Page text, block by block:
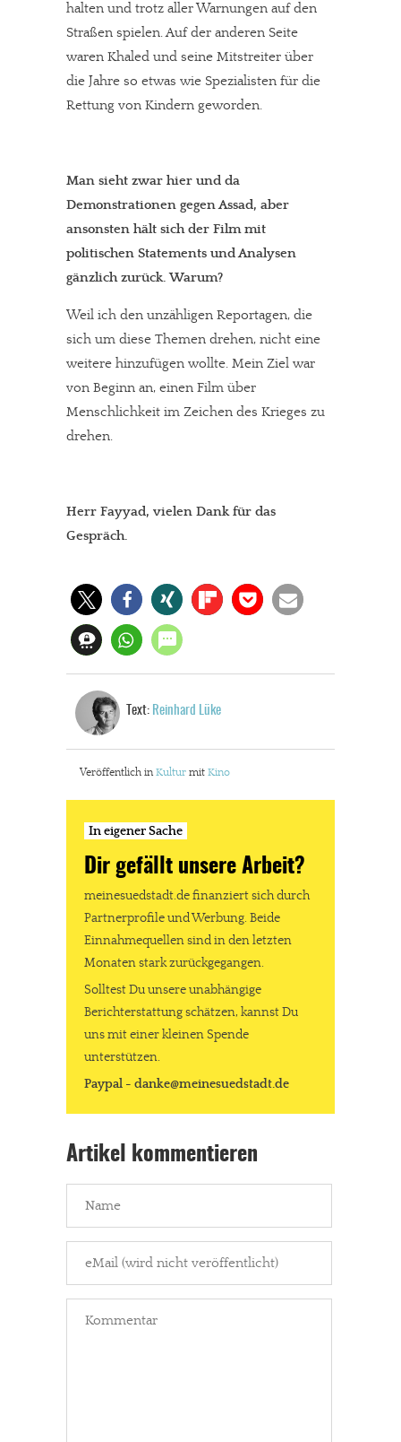
stark zurückgegangen.
Solltest Du unsere unabhängige Berichterstattung schätzen,
kannst Du uns mit einer kleinen Spende unterstützen.
Paypal - danke@meinesuedstadt.de
halten und trotz aller Warnungen auf den
Straßen spielen. Auf der anderen Seite
waren Khaled und seine Mitstreiter über
die Jahre so etwas wie Spezialisten für die
Rettung von Kindern geworden.
Man sieht zwar hier und da
Demonstrationen gegen Assad, aber
ansonsten hält sich der Film mit
politischen Statements und Analysen
gänzlich zurück. Warum?
Weil ich den unzähligen Reportagen, die
sich um diese Themen drehen, nicht eine
weitere hinzufügen wollte. Mein Ziel war
von Beginn an, einen Film über
Menschlichkeit im Zeichen des Krieges zu
drehen.
Herr Fayyad, vielen Dank für das
Gespräch.
Text: Reinhard Lüke
Veröffentlich in Kultur mit Kino
In eigener Sache
Dir gefällt unsere Arbeit?
meinesuedstadt.de finanziert sich durch
Partnerprofile und Werbung. Beide
Einnahmequellen sind in den letzten
Monaten stark zurückgegangen.
Solltest Du unsere unabhängige
Berichterstattung schätzen, kannst Du
uns mit einer kleinen Spende
unterstützen.
Paypal - danke@meinesuedstadt.de
Artikel kommentieren